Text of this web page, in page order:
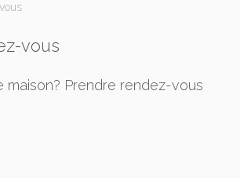
vous
maison? Prendre rendez-vous